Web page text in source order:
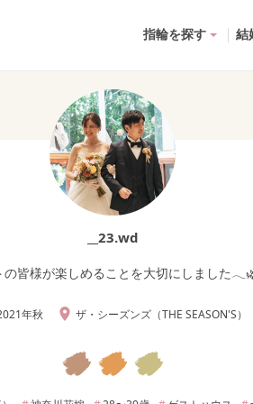
指輪を探す 結
__23.wd
の皆様が楽しめることを大切にしました
年秋 ザ・シーズンズ（THE SEASON'S）